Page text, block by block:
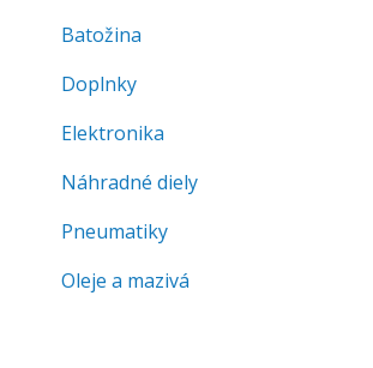
Batožina
Doplnky
Elektronika
Náhradné diely
Pneumatiky
Oleje a mazivá